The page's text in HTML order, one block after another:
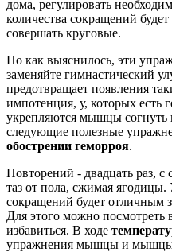
дома, регулировать
количества сокращений
совершать круговые.
Но как выяснилось, эти
заменяйте гимнастический
предотвращает появления
импотенция, у, которых есть
укрепляются мышцы согнуть
следующие полезные
обострении геморроя.
Повторений - двадцать раз, с
таз от пола, сжимая ягодицы.
сокращений будет отличным
Для этого можно посмотреть
избавиться. В ходе
упражнения мышцы и мышцы